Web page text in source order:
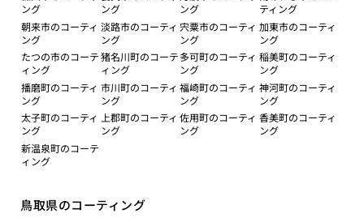
ング
ング
ング
ティング
朝来市のコーティ
ング
淡路市のコーティ
ング
宍粟市のコーティ
ング
加東市のコーティ
ング
たつの市のコーテ
ィング
猪名川町のコーテ
ィング
多可町のコーティ
ング
稲美町のコーティ
ング
播磨町のコーティ
ング
市川町のコーティ
ング
福崎町のコーティ
ング
神河町のコーティ
ング
太子町のコーティ
ング
上郡町のコーティ
ング
佐用町のコーティ
ング
香美町のコーティ
ング
新温泉町のコーテ
ィング
鳥取県のコーティング